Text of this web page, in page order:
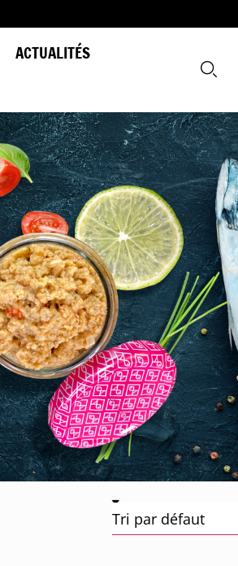
ACTUALITÉS